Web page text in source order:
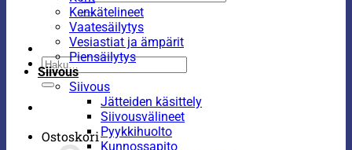
Etsi:
Ostoskori
Kenkätelineet
Vaatesäilytys
Vesiastiat ja ämpärit
Piensäilytys
Siivous
Siivous
Jätteiden käsittely
Siivousvälineet
Pyykkihuolto
Kunnossapito